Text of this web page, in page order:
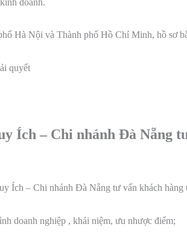
Hà Nội và Thành phố Hồ Chí Minh, hồ sơ
quyết
Ích – Chi nhánh Đà Nẵng
Ích – Chi nhánh Đà Nẵng tư vấn khách hàng
doanh nghiệp , khái niệm, ưu nhược điểm;